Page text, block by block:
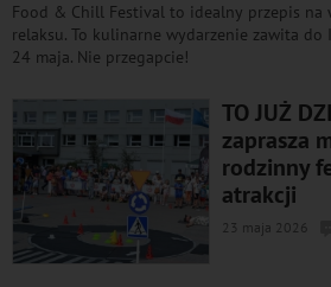
Food & Chill Festival to idealny przepis na
relaksu. To kulinarne wydarzenie zawita do
24 maja. Nie przegapcie!
TO JUŻ
zaprasza
rodzinny
atrakcji
23 maja 2026